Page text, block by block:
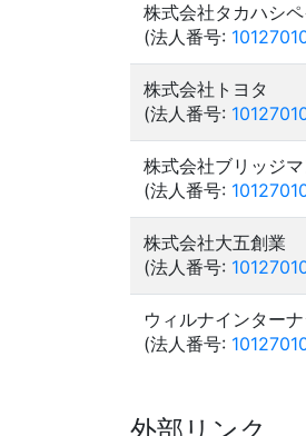
株式会社タカハシペ
(法人番号:
株式会社トヨタ
(法人番号:
株式会社ブリッジ
(法人番号:
株式会社大五創業
(法人番号:
ウィルナインター
(法人番号: